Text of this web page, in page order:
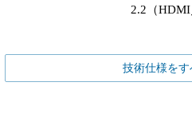
2.2（HDMI
技術仕様を